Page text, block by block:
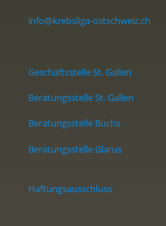
info@krebsliga-ostschweiz.ch
Geschäftsstelle St. Gallen
Beratungsstelle St. Gallen
Beratungsstelle Buchs
Beratungsstelle Glarus
Haftungsausschluss